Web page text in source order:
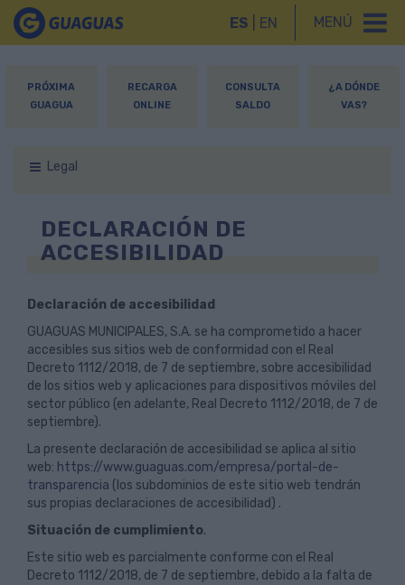
MENÚ
ES EN
PRÓXIMA
GUAGUA
RECARGA
ONLINE
CONSULTA
SALDO
¿A DÓNDE
VAS?
Legal
DECLARACIÓN DE
ACCESIBILIDAD
Declaración de accesibilidad
GUAGUAS MUNICIPALES, S.A. se ha comprometido a hacer
accesibles sus sitios web de conformidad con el Real
Decreto 1112/2018, de 7 de septiembre, sobre accesibilidad
de los sitios web y aplicaciones para dispositivos móviles del
sector público (en adelante, Real Decreto 1112/2018, de 7 de
septiembre).
La presente declaración de accesibilidad se aplica al sitio
web: https://www.guaguas.com/empresa/portal-de-
transparencia (los subdominios de este sitio web tendrán
sus propias declaraciones de accesibilidad) .
Situación de cumplimiento.
Este sitio web es parcialmente conforme con el Real
Decreto 1112/2018, de 7 de septiembre, debido a la falta de